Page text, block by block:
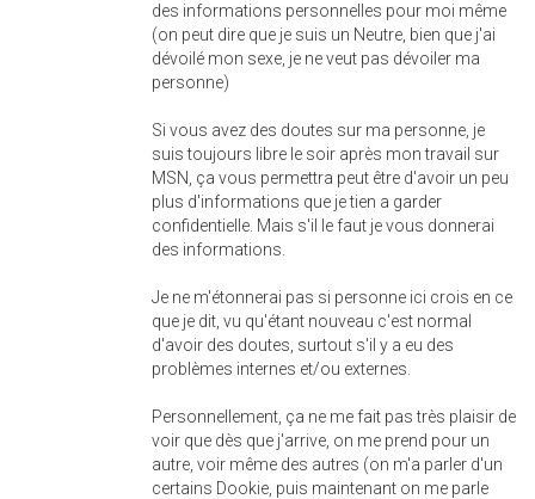
des informations personnelles pour moi même
(on peut dire que je suis un Neutre, bien que j'ai
dévoilé mon sexe, je ne veut pas dévoiler ma
personne)
Si vous avez des doutes sur ma personne, je
suis toujours libre le soir après mon travail sur
MSN, ça vous permettra peut être d'avoir un peu
plus d'informations que je tien a garder
confidentielle. Mais s'il le faut je vous donnerai
des informations.
Je ne m'étonnerai pas si personne ici crois en ce
que je dit, vu qu'étant nouveau c'est normal
d'avoir des doutes, surtout s'il y a eu des
problèmes internes et/ou externes.
Personnellement, ça ne me fait pas très plaisir de
voir que dès que j'arrive, on me prend pour un
autre, voir même des autres (on m'a parler d'un
certains Dookie, puis maintenant on me parle